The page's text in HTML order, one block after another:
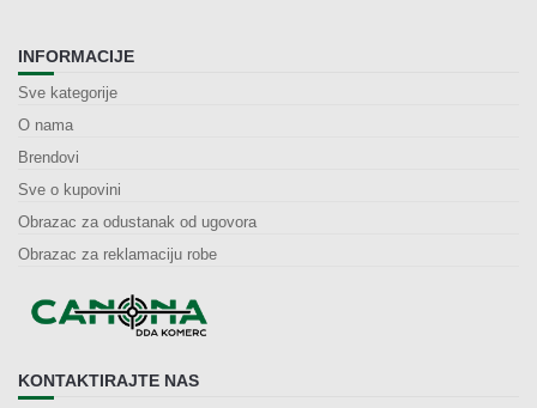
INFORMACIJE
Sve kategorije
O nama
Brendovi
Sve o kupovini
Obrazac za odustanak od ugovora
Obrazac za reklamaciju robe
KONTAKTIRAJTE NAS